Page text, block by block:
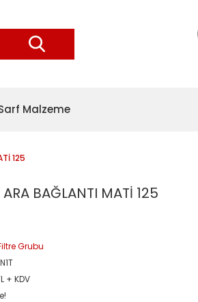
Malzeme
125
BAĞLANTI MATİ 125
Grubu
+ KDV